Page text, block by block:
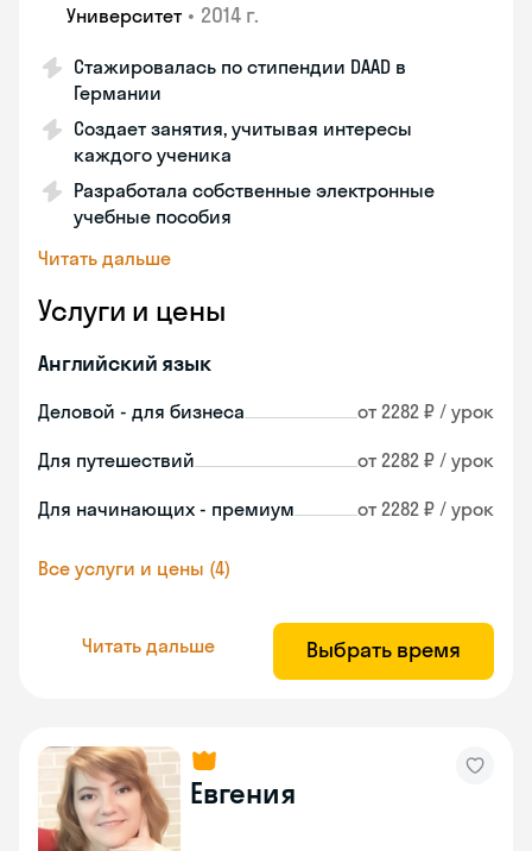
Университет • 2014 г.
Стажировалась по стипендии DAAD в
Германии
Создает занятия, учитывая интересы
каждого ученика
Разработала собственные электронные
учебные пособия
Читать дальше
Услуги и цены
Английский язык
Деловой - для бизнеса от 2282 ₽ / урок
Для путешествий от 2282 ₽ / урок
Для начинающих - премиум от 2282 ₽ / урок
Все услуги и цены (4)
Читать дальше Выбрать время
Евгения